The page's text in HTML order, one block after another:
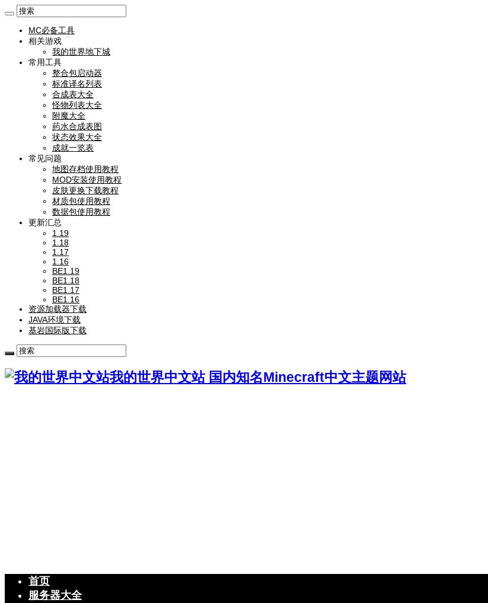
MC必备工具
相关游戏
我的世界地下城
常用工具
整合包启动器
标准译名列表
合成表大全
怪物列表大全
附魔大全
药水合成表图
状态效果大全
成就一览表
常见问题
地图存档使用教程
MOD安装使用教程
皮肤更换下载教程
材质包使用教程
数据包使用教程
更新汇总
1.19
1.18
1.17
1.16
BE1.19
BE1.18
BE1.17
BE1.16
资源加载器下载
JAVA环境下载
基岩国际版下载
我的世界中文站 国内知名Minecraft中文主题网站
首页
服务器大全